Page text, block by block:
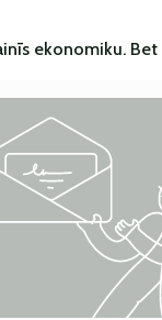
ekonomiku.